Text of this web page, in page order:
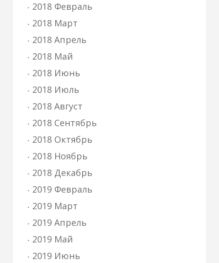
2018 Февраль
2018 Март
2018 Апрель
2018 Май
2018 Июнь
2018 Июль
2018 Август
2018 Сентябрь
2018 Октябрь
2018 Ноябрь
2018 Декабрь
2019 Февраль
2019 Март
2019 Апрель
2019 Май
2019 Июнь